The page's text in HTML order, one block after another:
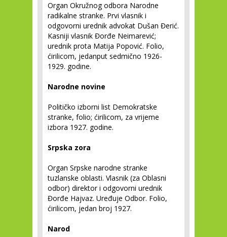
Organ Okružnog odbora Narodne
radikalne stranke. Prvi vlasnik i
odgovorni urednik advokat Dušan Đerić.
Kasniji vlasnik Đorđe Neimarević;
urednik prota Matija Popović. Folio,
ćirilicom, jedanput sedmično 1926-
1929. godine.
Narodne novine
Političko izborni list Demokratske
stranke, folio; ćirilicom, za vrijeme
izbora 1927. godine.
Srpska zora
Organ Srpske narodne stranke
tuzlanske oblasti. Vlasnik (za Oblasni
odbor) direktor i odgovorni urednik
Đorđe Hajvaz. Uređuje Odbor. Folio,
ćirilicom, jedan broj 1927.
Narod